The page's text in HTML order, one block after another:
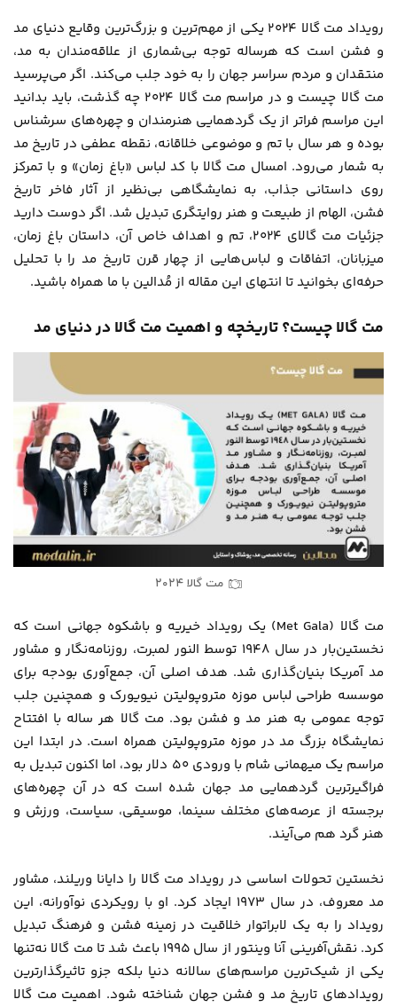
رویداد مت گالا ۲۰۲۴ یکی از مهم‌ترین و بزرگ‌ترین وقایع دنیای مد
و فشن است که هرساله توجه بی‌شماری از علاقه‌مندان به مد،
منتقدان و مردم سراسر جهان را به خود جلب می‌کند. اگر می‌پرسید
مت گالا چیست و در مراسم مت گالا ۲۰۲۴ چه گذشت، باید بدانید
این مراسم فراتر از یک گردهمایی هنرمندان و چهره‌های سرشناس
بوده و هر سال با تم و موضوعی خلاقانه، نقطه عطفی در تاریخ مد
به شمار می‌رود. امسال مت گالا با کد لباس «باغ زمان» و با تمرکز
روی داستانی جذاب، به نمایشگاهی بی‌نظیر از آثار فاخر تاریخ
فشن، الهام از طبیعت و هنر روایتگری تبدیل شد. اگر دوست دارید
جزئیات مت گالای ۲۰۲۴، تم و اهداف خاص آن، داستان باغ زمان،
میزبانان، اتفاقات و لباس‌هایی از چهار قرن تاریخ مد را با تحلیل
حرفه‌ای بخوانید تا انتهای این مقاله ازمُدالین با ما همراه باشید.
مت گالا چیست؟ تاریخچه و اهمیت مت گالا در دنیای مد
مت گالا ۲۰۲۴
مت گالا (Met Gala) یک رویداد خیریه و باشکوه جهانی است که
نخستین‌بار در سال ۱۹۴۸ توسط النور لمبرت، روزنامه‌نگار و مشاور
مد آمریکا بنیان‌گذاری شد. هدف اصلی آن، جمع‌آوری بودجه برای
موسسه طراحی لباس موزه متروپولیتن نیویورک و همچنین جلب
توجه عمومی به هنر مد و فشن بود. مت گالا هر ساله با افتتاح
نمایشگاه بزرگ مد در موزه متروپولیتن همراه است. در ابتدا این
مراسم یک میهمانی شام با ورودی ۵۰ دلار بود، اما اکنون تبدیل به
فراگیرترین گردهمایی مد جهان شده است که در آن چهره‌های
برجسته از عرصه‌های مختلف سینما، موسیقی، سیاست، ورزش و
هنر گرد هم می‌آیند.
نخستین تحولات اساسی در رویداد مت گالا را دایانا وریلند، مشاور
مد معروف، در سال ۱۹۷۳ ایجاد کرد. او با رویکردی نوآورانه، این
رویداد را به یک لابراتوار خلاقیت در زمینه فشن و فرهنگ تبدیل
کرد. نقش‌آفرینی آنا وینتور از سال ۱۹۹۵ باعث شد تا مت گالا نه‌تنها
یکی از شیک‌ترین مراسم‌های سالانه دنیا بلکه جزو تاثیرگذارترین
رویدادهای تاریخ مد و فشن جهان شناخته شود. اهمیت مت گالا